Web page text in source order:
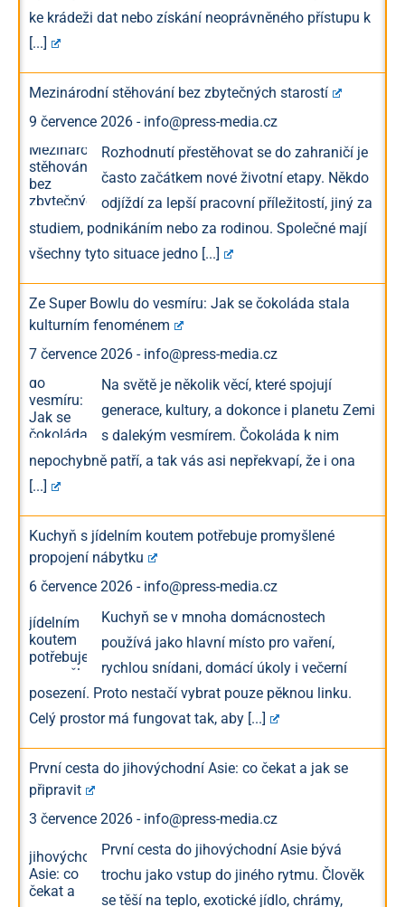
ke krádeži dat nebo získání neoprávněného přístupu k
[...]
Mezinárodní stěhování bez zbytečných starostí
9 července 2026 - info@press-media.cz
Rozhodnutí přestěhovat se do zahraničí je
často začátkem nové životní etapy. Někdo
odjíždí za lepší pracovní příležitostí, jiný za
studiem, podnikáním nebo za rodinou. Společné mají
všechny tyto situace jedno [...]
Ze Super Bowlu do vesmíru: Jak se čokoláda stala
kulturním fenoménem
7 července 2026 - info@press-media.cz
Na světě je několik věcí, které spojují
generace, kultury, a dokonce i planetu Zemi
s dalekým vesmírem. Čokoláda k nim
nepochybně patří, a tak vás asi nepřekvapí, že i ona
[...]
Kuchyň s jídelním koutem potřebuje promyšlené
propojení nábytku
6 července 2026 - info@press-media.cz
Kuchyň se v mnoha domácnostech
používá jako hlavní místo pro vaření,
rychlou snídani, domácí úkoly i večerní
posezení. Proto nestačí vybrat pouze pěknou linku.
Celý prostor má fungovat tak, aby [...]
První cesta do jihovýchodní Asie: co čekat a jak se
připravit
3 července 2026 - info@press-media.cz
První cesta do jihovýchodní Asie bývá
trochu jako vstup do jiného rytmu. Člověk
se těší na teplo, exotické jídlo, chrámy,